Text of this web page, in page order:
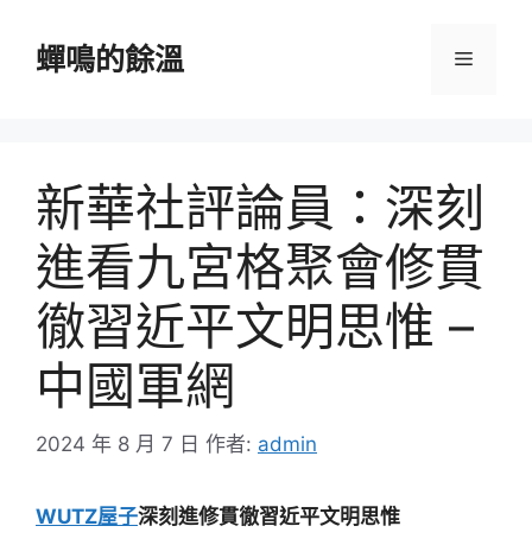
蟬鳴的餘溫 選
新華社評論員：深刻
進看九宮格聚會修貫
徹習近平文明思惟 –
中國軍網
2024 年 8 月 7 日 作者: admin
WUTZ屋子深刻進修貫徹習近平文明思惟